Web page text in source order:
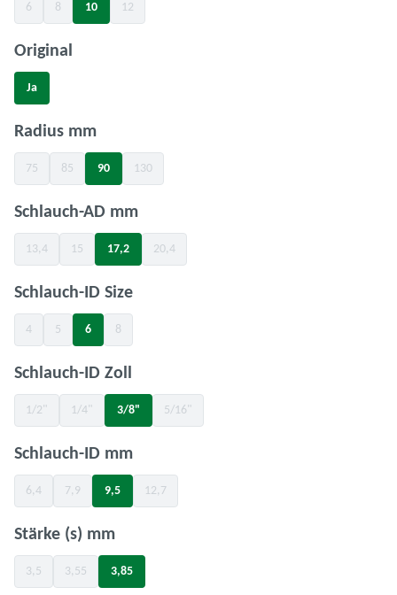
6(Diese Option ist zurzeit nicht verfügbar.)
8(Diese Option ist zurzeit nicht verfügbar.)
10 12(Diese Option ist zurzeit nicht verfügbar.)
Original
Ja
Radius mmauswählen
75(Diese Option ist zurzeit nicht verfügbar.)
85(Diese Option ist zurzeit nicht verfügbar.)
90 130
(Diese Option ist zurzeit nicht verfügbar.)
Schlauch-AD mmauswählen
13,4
(Diese Option ist zurzeit nicht verfügbar.)
15(Diese Option ist zurzeit nicht verfügbar.)
17,2 20,4(Diese Option ist zurzeit nicht verfügbar.)
Schlauch-ID Sizeauswählen
4(Diese Option ist zurzeit nicht verfügbar.)
5(Diese Option ist zurzeit nicht verfügbar.)
6 8(Diese Option ist zurzeit nicht verfügbar.)
Schlauch-ID Zoll
1/2"(Diese Option ist zurzeit nicht verfügbar.)
1/4"(Diese Option ist zurzeit nicht verfügbar.)
3/8" 5/16"(Diese Option ist zurzeit nicht verfügbar.)
Schlauch-ID mmauswählen
6,4(Diese Option ist zurzeit nicht verfügbar.)
7,9(Diese Option ist zurzeit nicht verfügbar.)
9,5 12,7(Diese Option ist zurzeit nicht verfügbar.)
Stärke (s) mmauswählen
3,5(Diese Option ist zurzeit nicht verfügbar.)
3,55(Diese Option ist zurzeit nicht verfügbar.)
3,85